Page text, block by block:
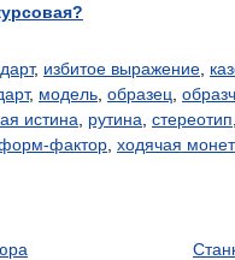
, избитое выражение
, модель образец
истина рутина стереотип
фактор ходячая